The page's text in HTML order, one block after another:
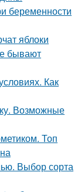
беременности
яблоки
бывают
Как
Возможные
Топ
Выбор сорта